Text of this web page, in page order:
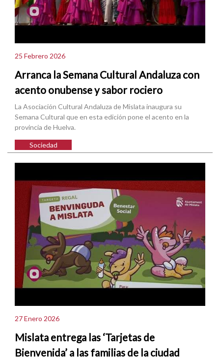
25 Febrero 2026
Arranca la Semana Cultural Andaluza con
acento onubense y sabor rociero
La Asociación Cultural Andaluza de Mislata inaugura su
Semana Cultural que en esta edición pone el acento en la
provincia de Huelva.
Sociedad
27 Enero 2026
Mislata entrega las ‘Tarjetas de
Bienvenida’ a las familias de la ciudad